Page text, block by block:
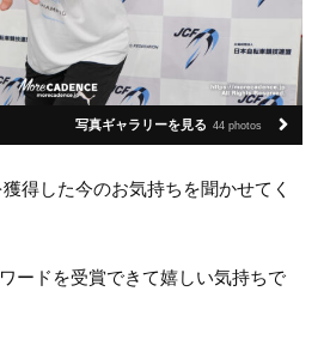
写真ギャラリーを見る 44 photos
得した今のお気持ちを聞かせてく
ードを受賞できて嬉しい気持ちで